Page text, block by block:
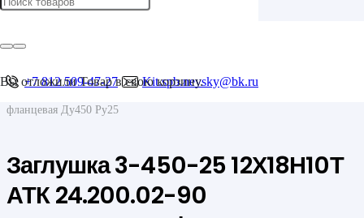
+7 812 509-47-27 Kit.spb.nevsky@bk.ru
Вы отложилиТоварв свою корзину.
Главная
/
фланцевая Ду450 Ру25
Заглушка 3-450-25 12Х18Н10Т
АТК 24.200.02-90